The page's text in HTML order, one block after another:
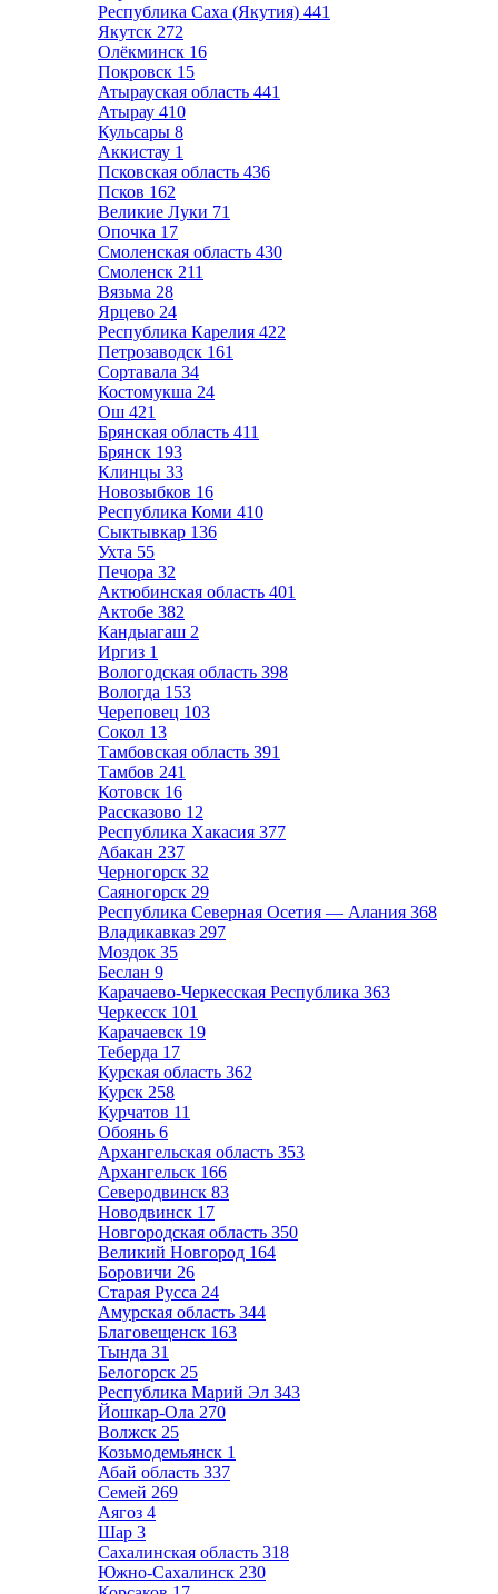
Республика Саха (Якутия) 441
Якутск 272
Олёкминск 16
Покровск 15
Атырауская область 441
Атырау 410
Кульсары 8
Аккистау 1
Псковская область 436
Псков 162
Великие Луки 71
Опочка 17
Смоленская область 430
Смоленск 211
Вязьма 28
Ярцево 24
Республика Карелия 422
Петрозаводск 161
Сортавала 34
Костомукша 24
Ош 421
Брянская область 411
Брянск 193
Клинцы 33
Новозыбков 16
Республика Коми 410
Сыктывкар 136
Ухта 55
Печора 32
Актюбинская область 401
Актобе 382
Кандыагаш 2
Иргиз 1
Вологодская область 398
Вологда 153
Череповец 103
Сокол 13
Тамбовская область 391
Тамбов 241
Котовск 16
Рассказово 12
Республика Хакасия 377
Абакан 237
Черногорск 32
Саяногорск 29
Республика Северная Осетия — Алания 368
Владикавказ 297
Моздок 35
Беслан 9
Карачаево-Черкесская Республика 363
Черкесск 101
Карачаевск 19
Теберда 17
Курская область 362
Курск 258
Курчатов 11
Обоянь 6
Архангельская область 353
Архангельск 166
Северодвинск 83
Новодвинск 17
Новгородская область 350
Великий Новгород 164
Боровичи 26
Старая Русса 24
Амурская область 344
Благовещенск 163
Тында 31
Белогорск 25
Республика Марий Эл 343
Йошкар-Ола 270
Волжск 25
Козьмодемьянск 1
Абай область 337
Семей 269
Аягоз 4
Шар 3
Сахалинская область 318
Южно-Сахалинск 230